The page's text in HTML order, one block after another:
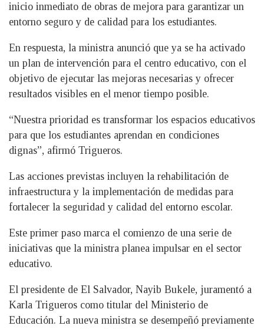
inicio inmediato de obras de mejora para garantizar un
entorno seguro y de calidad para los estudiantes.
En respuesta, la ministra anunció que ya se ha activado
un plan de intervención para el centro educativo, con el
objetivo de ejecutar las mejoras necesarias y ofrecer
resultados visibles en el menor tiempo posible.
“Nuestra prioridad es transformar los espacios educativos
para que los estudiantes aprendan en condiciones
dignas”, afirmó Trigueros.
Las acciones previstas incluyen la rehabilitación de
infraestructura y la implementación de medidas para
fortalecer la seguridad y calidad del entorno escolar.
Este primer paso marca el comienzo de una serie de
iniciativas que la ministra planea impulsar en el sector
educativo.
El presidente de El Salvador, Nayib Bukele, juramentó a
Karla Trigueros como titular del Ministerio de
Educación. La nueva ministra se desempeñó previamente